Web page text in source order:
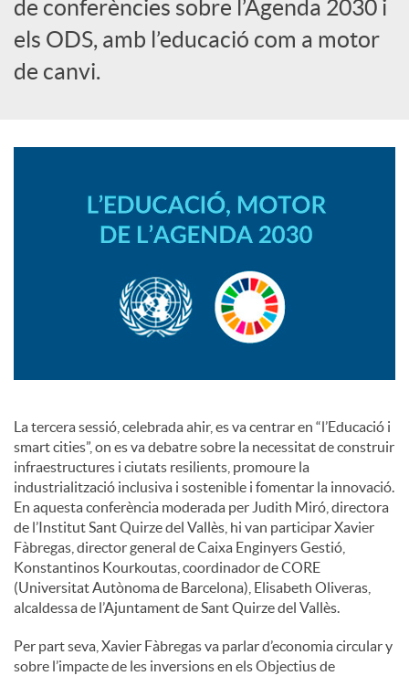
a
de conferències sobre l’Agenda 2030 i
els ODS, amb l’educació com a motor
de canvi.
La tercera sessió, celebrada ahir, es va centrar en “l’Educació i
smart cities”, on es va debatre sobre la necessitat de construir
infraestructures i ciutats resilients, promoure la
industrialització inclusiva i sostenible i fomentar la innovació.
En aquesta conferència moderada per Judith Miró, directora
de l’Institut Sant Quirze del Vallès, hi van participar Xavier
Fàbregas, director general de Caixa Enginyers Gestió,
Konstantinos Kourkoutas, coordinador de CORE
(Universitat Autònoma de Barcelona), Elisabeth Oliveras,
alcaldessa de l’Ajuntament de Sant Quirze del Vallès.
Per part seva, Xavier Fàbregas va parlar d’economia circular y
sobre l’impacte de les inversions en els Objectius de